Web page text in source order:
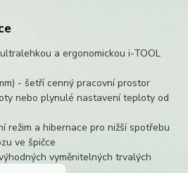
a ergonomickou i-TOOL
- šetří cenný pracovní prostor
nebo plynulé nastavení teploty od
režim a hibernace pro nižší spotřebu
ve špičce
vyměnitelných trvalých